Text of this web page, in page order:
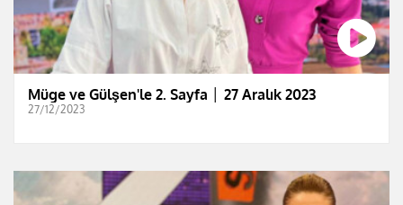
Müge ve Gülşen'le 2. Sayfa │ 27 Aralık 2023
27/12/2023